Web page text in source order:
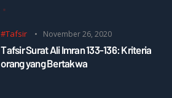
#Tafsir November 26, 2020
Tafsir Surat Ali Imran 133-136: Kriteria
orang yang Bertakwa